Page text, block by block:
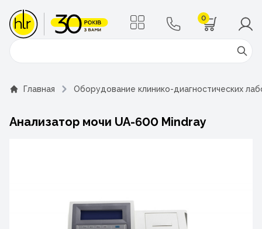
0
Поиск
Главная Оборудование клинико-диагностических
Анализатор мочи UA-600 Mindray